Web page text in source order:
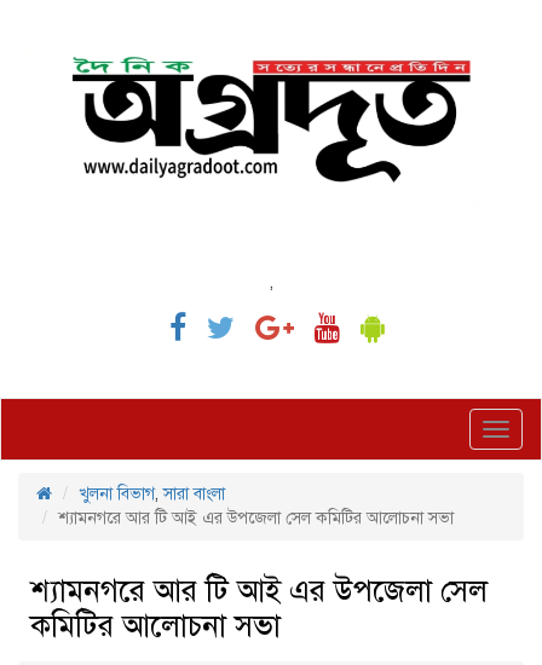
,
খুলনা বিভাগ,সারা বাংলা
শ্যামনগরে আর টি আই এর উপজেলা সেল কমিটির আলোচনা সভা
শ্যামনগরে আর টি আই এর উপজেলা সেল
কমিটির আলোচনা সভা